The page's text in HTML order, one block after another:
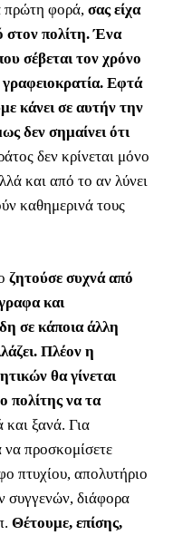
πρώτη φορά, σας είχα
στον πολίτη. Ένα
σέβεται τον χρόνο
γραφειοκρατία. Εφτά
κάνει σε αυτήν την
δεν σημαίνει ότι
δεν κρίνεται μόνο
και από το αν λύνει
καθημερινά τους
ζητούσε συχνά από
και
σε κάποια άλλη
Πλέον η
θα γίνεται
πολίτης να τα
και ξανά. Για
να προσκομίσετε
πτυχίου, απολυτήριο
συγγενών, διάφορα
Θέτουμε, επίσης,